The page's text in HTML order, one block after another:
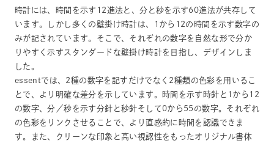
時計には、時間を示す12進法と、分と秒を示す60進法が共存して
います。しかし多くの壁掛け時計は、1から12の時間を示す数字の
みが記されています。そこで、それぞれの数字を自然な形で分か
りやすく示すスタンダードな壁掛け時計を目指し、デザインしま
した。
essentでは、2種の数字を記すだけでなく2種類の色彩を用いるこ
とで、より明確な差分を示しています。時間を示す時針と1から12
の数字、分／秒を示す分針と秒針そして0から55の数字。それぞれ
の色彩をリンクさせることで、より直感的に時間を認識できま
す。また、クリーンな印象と高い視認性をもったオリジナル書体